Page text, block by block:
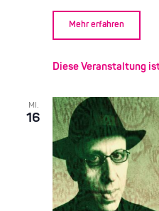
Mehr erfahren
Diese Veranstaltung
MI.
16